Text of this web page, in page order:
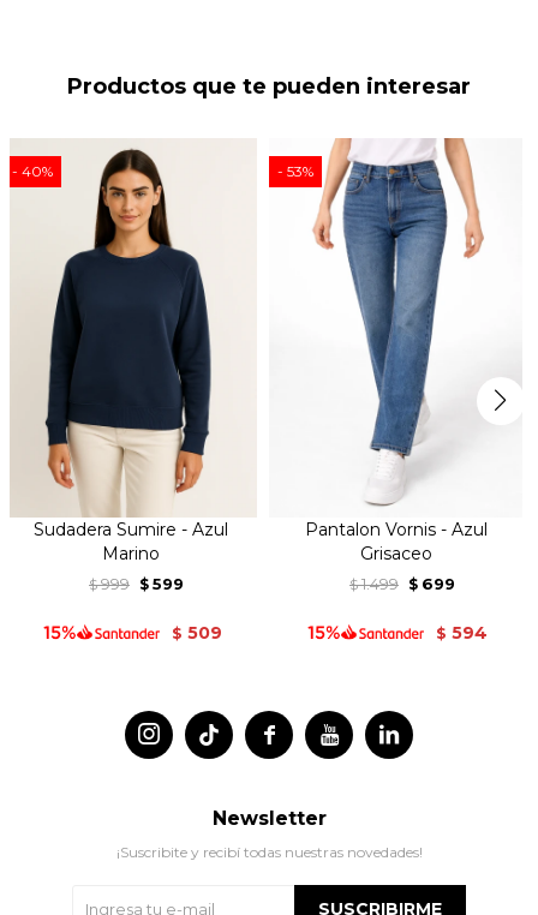
Productos que te pueden interesar
40
Sudadera Sumire - Azul
Marino
$ 999 $ 599
$ 509
53
Pantalon Vornis - Azul
Grisaceo
$ 1.499 $ 699
$ 594
 
 
Newsletter
¡Suscribite y recibí todas nuestras novedades!
SUSCRIBIRME